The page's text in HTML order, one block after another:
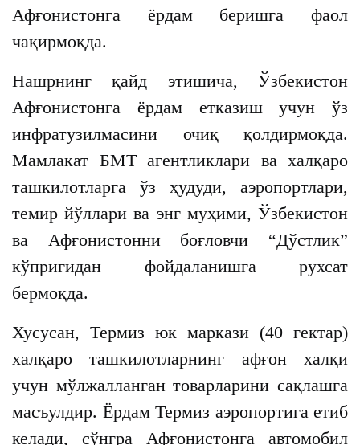
Афғонистонга ёрдам беришга фаол
чақирмоқда.
Нашрнинг қайд этишича, Ўзбекистон
Афғонистонга ёрдам етказиш учун ўз
инфратузилмасини очиқ қолдирмоқда.
Мамлакат БМТ агентликлари ва халқаро
ташкилотларга ўз ҳудуди, аэропортлари,
темир йўллари ва энг муҳими, Ўзбекистон
ва Афғонистонни боғловчи “Дўстлик”
кўпригидан фойдаланишга рухсат
бермоқда.
Хусусан, Термиз юк маркази (40 гектар)
халқаро ташкилотларнинг афғон халқи
учун мўлжалланган товарларини сақлашга
масъулдир. Ёрдам Термиз аэропортига етиб
келади, сўнгра Афғонистонга автомобил